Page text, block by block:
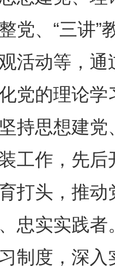
党、“三讲
活动等，
党的理论
持思想建
工作，先
打头，推
忠实实践
制度，深